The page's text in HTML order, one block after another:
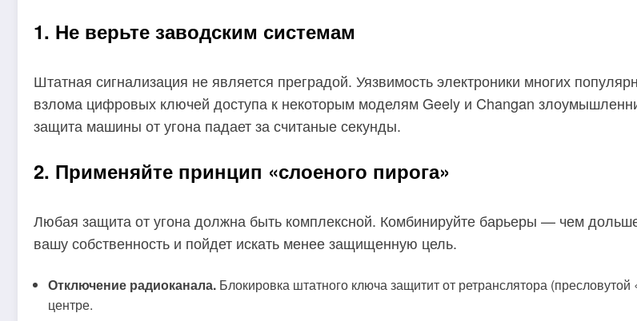
1. Не верьте заводским системам
Штатная сигнализация не является преградой. Уязвимость электроники многих
взлома цифровых ключей доступа к некоторым моделям Geely и Changan
защита машины от угона падает за считаные секунды.
2. Применяйте принцип «слоеного пирога»
Любая защита от угона должна быть комплексной. Комбинируйте барьеры — чем
вашу собственность и пойдет искать менее защищенную цель.
Отключение радиоканала. Блокировка штатного ключа защитит от ретранслятора
центре.